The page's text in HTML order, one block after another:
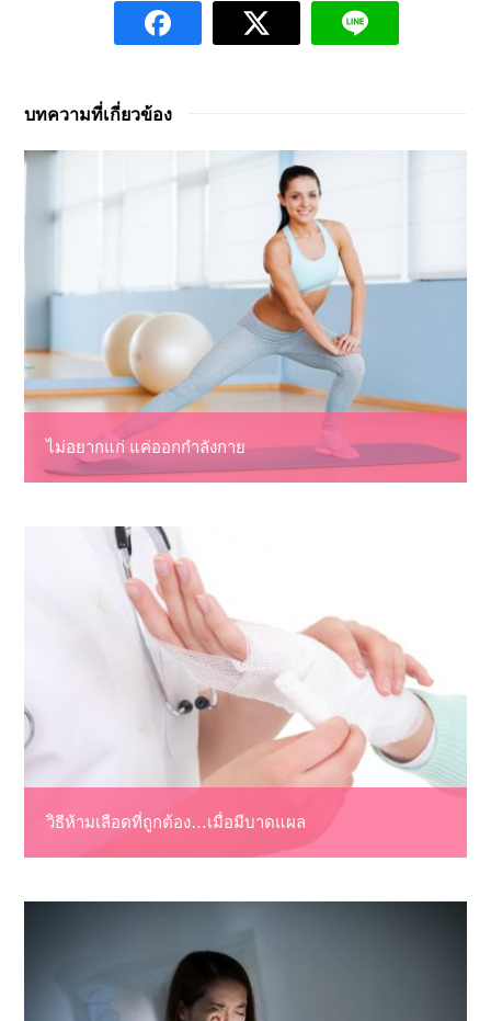
บทความที่เกี่ยวข้อง
ไม่อยากแก่ แค่ออกกำลังกาย
วิธีห้ามเลือดที่ถูกต้อง…เมื่อมีบาดแผล